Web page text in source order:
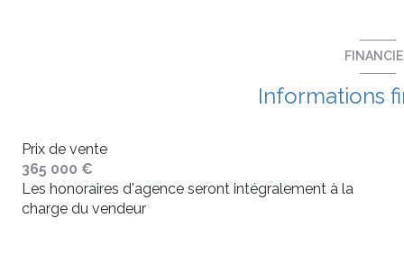
Informations
Prix de vente
365 000 €
Les honoraires d'agence seront intégralement à la
charge du vendeur